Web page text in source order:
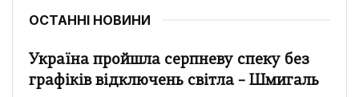
ОСТАННІ НОВИНИ
Україна пройшла серпневу спеку без
графіків відключень світла – Шмигаль